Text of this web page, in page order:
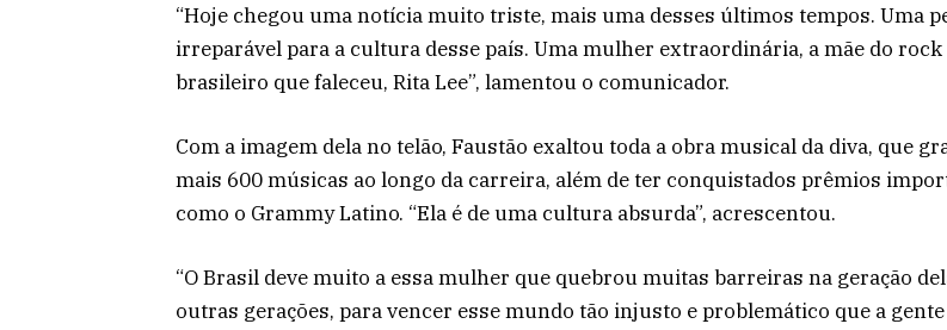
“Hoje chegou uma notícia muito triste, mais uma desses últimos tempos. Uma
irreparável para a cultura desse país. Uma mulher extraordinária, a mãe do rock
brasileiro que faleceu, Rita Lee”, lamentou o comunicador.
Com a imagem dela no telão, Faustão exaltou toda a obra musical da diva, que
mais 600 músicas ao longo da carreira, além de ter conquistados prêmios
como o Grammy Latino. “Ela é de uma cultura absurda”, acrescentou.
“O Brasil deve muito a essa mulher que quebrou muitas barreiras na geração
outras gerações, para vencer esse mundo tão injusto e problemático que a gente